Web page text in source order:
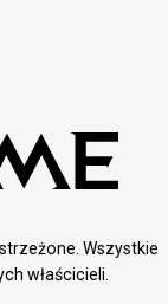
Wszystkie
właścicieli.